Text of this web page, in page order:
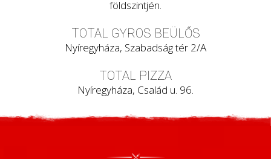
földszintjén.
TOTAL GYROS BEÜLŐS
Nyíregyháza, Szabadság tér 2/A
TOTAL PIZZA
Nyíregyháza, Család u. 96.